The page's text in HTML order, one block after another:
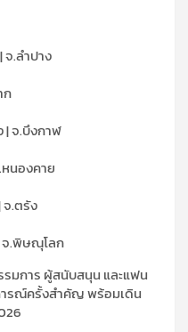
จ.ลำปาง
ก
| จ.บึงกาฬ
หนองคาย
จ.ตรัง
จ.พิษณุโลก
มการ ผู้สนับสนุน และแฟน
รณ์ครั้งสำคัญ พร้อมเดิน